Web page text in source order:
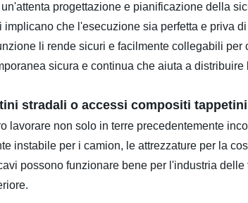
progettazione e pianificazione della
che l'esecuzione sia perfetta e priva
li rende sicuri e facilmente collegabili
sicura e continua che aiuta a
stradali o accessi compositi tappetini
lavorare non solo in terre precedentemente
instabile per i camion, le attrezzature per la
possono funzionare bene per l'industria